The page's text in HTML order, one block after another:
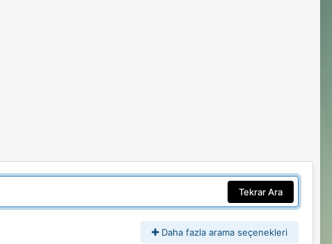
Tekrar Ara
Daha fazla arama seçenekleri